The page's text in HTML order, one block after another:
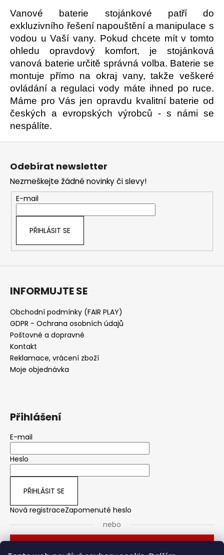
l
á
d
a
c
í
p
r
v
k
ý
s
u
Vanové baterie stojánkové patří do
exkluzivního řešení napouštění a manipulace s
vodou u Vaší vany. Pokud chcete mít v tomto
ohledu opravdový komfort, je stojánková
vanová baterie určitě správná volba. Baterie se
montuje přímo na okraj vany, takže veškeré
ovládání a regulaci vody máte ihned po ruce.
Máme pro Vás jen opravdu kvalitní baterie od
českých a evropských výrobců - s námi se
nespálíte.
Z
Odebírat newsletter
Nezmeškejte žádné novinky či slevy!
E-mail
PŘIHLÁSIT SE
INFORMUJTE SE
Obchodní podmínky (FAIR PLAY)
GDPR - Ochrana osobních údajů
Poštovné a dopravné
Kontakt
Reklamace, vrácení zboží
Moje objednávka
Přihlášení
E-mail
Heslo
PŘIHLÁSIT SE
Nová registraceZapomenuté heslo
nebo